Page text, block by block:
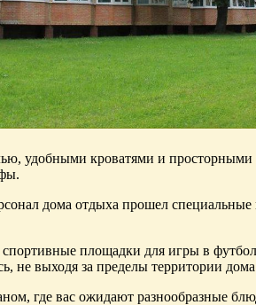
удобными кроватями и
дома отдыха прошел
площадки для игры в
не выходя за пределы территории
где вас ожидают разнообразные